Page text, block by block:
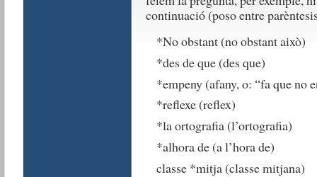
continuació (poso entre
*No obstant (no obstant això)
*des de que (des que)
*empeny (afany, o: “fa que no
*reflexe (reflex)
*la ortografia (l’ortografia)
*alhora de (a l’hora de)
classe *mitja (classe mitjana)